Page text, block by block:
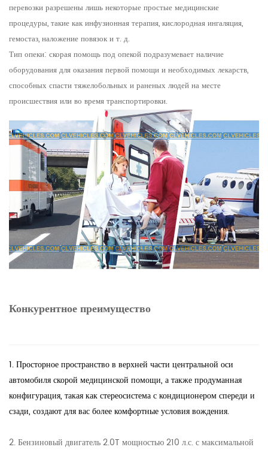
перевозки разрешены лишь некоторые простые медицинские
процедуры, такие как инфузионная терапия, кислородная ингаляция,
гемостаз, наложение повязок и т. д.
Тип опеки: скорая помощь под опекой подразумевает наличие
оборудования для оказания первой помощи и необходимых лекарств,
способных спасти тяжелобольных и раненых людей на месте
происшествия или во время транспортировки.
Конкурентное преимущество
1. Просторное пространство в верхней части центральной оси
автомобиля скорой медицинской помощи, а также продуманная
конфигурация, такая как стереосистема с кондиционером спереди и
сзади, создают для вас более комфортные условия вождения.
2. Бензиновый двигатель 2.0T мощностью 210 л.с. с максимальной